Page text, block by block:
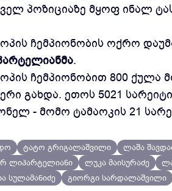
პოზიციაზე მყოფ ინალ
ჩემპიონობის ოქრო
.
ჩემპიონობით 800
გახდა. ეთოს 5021
- მომო ტამაოკის 21
ტატო გრიგალაშვილი ლაშა
ლიპარტელიანი
ლუკა მაისურაძე
სულამანიძე
გიორგი სარდალაშვილი